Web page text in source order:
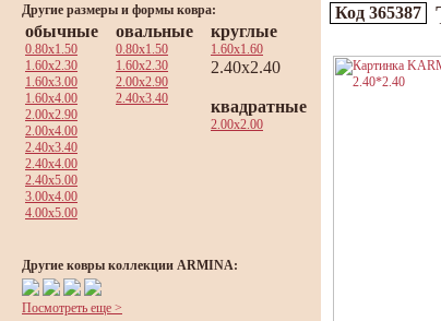
Другие размеры и формы ковра:
обычные
0.80x1.50
1.60x2.30
1.60x3.00
1.60x4.00
2.00x2.90
2.00x4.00
2.40x3.40
2.40x4.00
2.40x5.00
3.00x4.00
4.00x5.00
овальные
0.80x1.50
1.60x2.30
2.00x2.90
2.40x3.40
круглые
1.60x1.60
2.40x2.40
квадратные
2.00x2.00
Другие ковры коллекции ARMINA:
Посмотреть еще >
Код 365387